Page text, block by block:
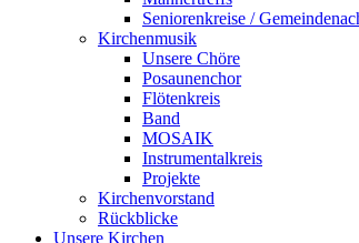
Seniorenkreise /
Kirchenmusik
Unsere Chöre
Posaunenchor
Flötenkreis
Band
MOSAIK
Instrumentalkreis
Projekte
Kirchenvorstand
Rückblicke
Unsere Kirchen